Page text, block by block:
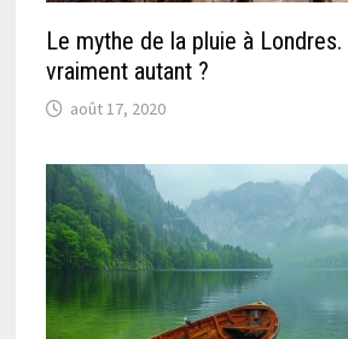
Le mythe de la pluie à
vraiment autant ?
août 17, 2020